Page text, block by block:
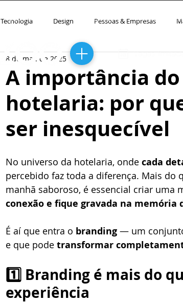
QUEM SOMOS SOLUÇÕES FOZOO
Tecnologia Design Pessoas & Empresas
A importância
hotelaria: por
ser inesquecível
8 de mai. de 2025
No universo da hotelaria, onde cada
percebido faz toda a diferença. Mais do
manhã saboroso, é essencial criar uma
conexão e fique gravada na memória
É aí que entra o branding — um
e que pode transformar
1️⃣ Branding é mais do
experiência
Vagas